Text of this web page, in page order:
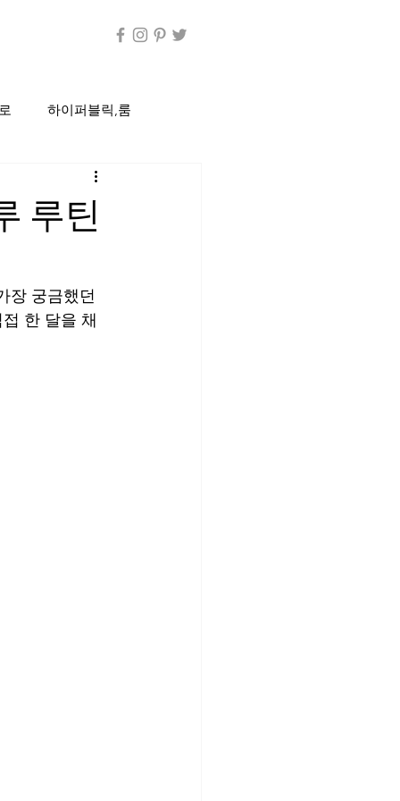
하이퍼블릭,룸
시 건마
루틴
장 궁금했던
한 달을 채